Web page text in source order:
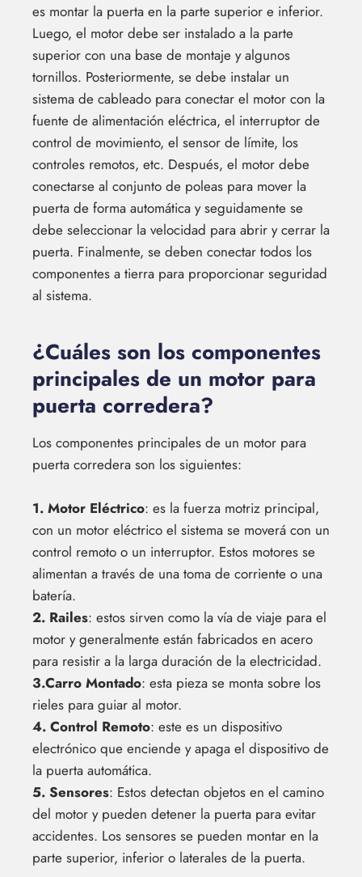
es montar la puerta en la parte superior e inferior.
Luego, el motor debe ser instalado a la parte
superior con una base de montaje y algunos
tornillos. Posteriormente, se debe instalar un
sistema de cableado para conectar el motor con la
fuente de alimentación eléctrica, el interruptor de
control de movimiento, el sensor de límite, los
controles remotos, etc. Después, el motor debe
conectarse al conjunto de poleas para mover la
puerta de forma automática y seguidamente se
debe seleccionar la velocidad para abrir y cerrar la
puerta. Finalmente, se deben conectar todos los
componentes a tierra para proporcionar seguridad
al sistema.
¿Cuáles son los componentes
principales de un motor para
puerta corredera?
Los componentes principales de un motor para
puerta corredera son los siguientes:
1. Motor Eléctrico: es la fuerza motriz principal,
con un motor eléctrico el sistema se moverá con un
control remoto o un interruptor. Estos motores se
alimentan a través de una toma de corriente o una
batería.
2. Railes: estos sirven como la vía de viaje para el
motor y generalmente están fabricados en acero
para resistir a la larga duración de la electricidad.
3.Carro Montado: esta pieza se monta sobre los
rieles para guiar al motor.
4. Control Remoto: este es un dispositivo
electrónico que enciende y apaga el dispositivo de
la puerta automática.
5. Sensores: Estos detectan objetos en el camino
del motor y pueden detener la puerta para evitar
accidentes. Los sensores se pueden montar en la
parte superior, inferior o laterales de la puerta.